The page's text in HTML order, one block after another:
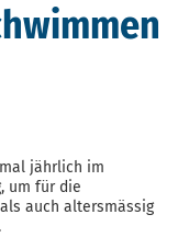
jährlich im
um für die
auch altersmässig